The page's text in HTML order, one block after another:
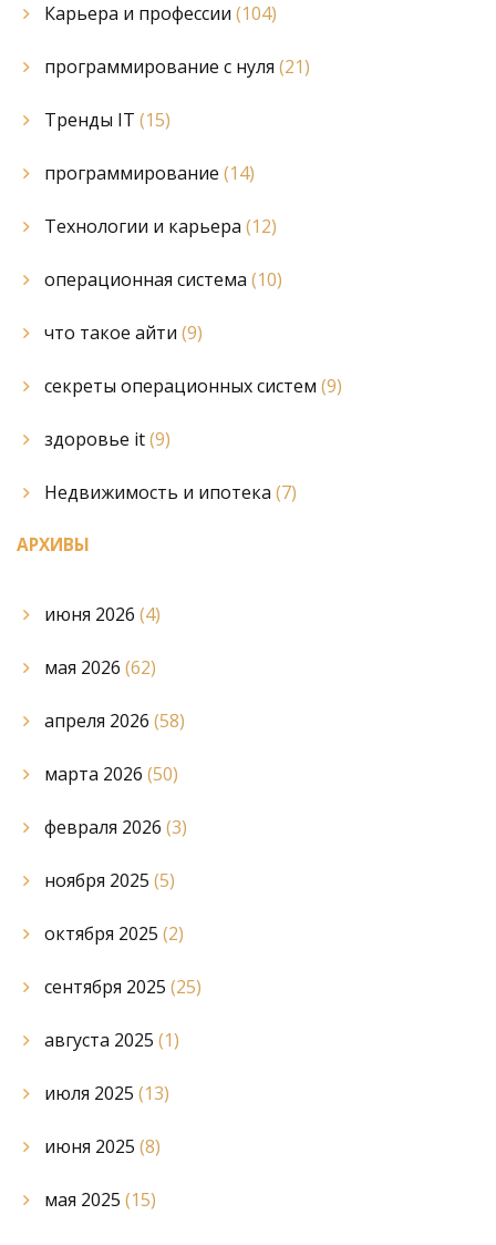
Карьера и профессии (104)
программирование с нуля (21)
Тренды IT (15)
программирование (14)
Технологии и карьера (12)
операционная система (10)
что такое айти (9)
секреты операционных систем (9)
здоровье it(9)
Недвижимость и ипотека (7)
АРХИВЫ
июня 2026 (4)
мая 2026 (62)
апреля 2026 (58)
марта 2026 (50)
февраля 2026 (3)
ноября 2025 (5)
октября 2025 (2)
сентября 2025 (25)
августа 2025 (1)
июля 2025 (13)
июня 2025 (8)
мая 2025 (15)